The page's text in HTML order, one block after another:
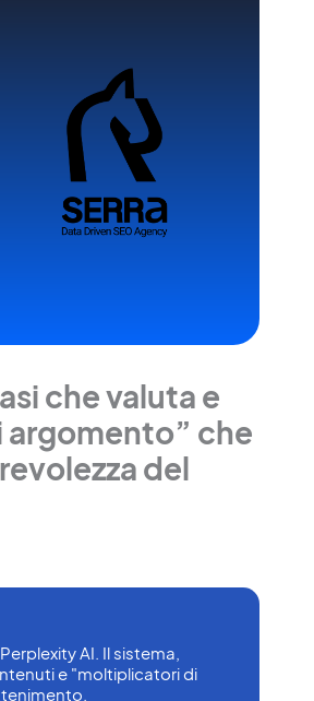
che valuta e
che
del
AI. Il sistema,
e "moltiplicatori di